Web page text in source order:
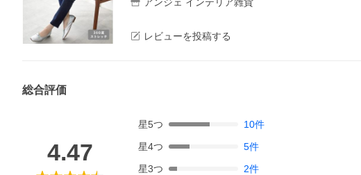
レビューを投稿する
総合評価
4.47
星5つ 10件
星4つ 5件
星3つ 2件